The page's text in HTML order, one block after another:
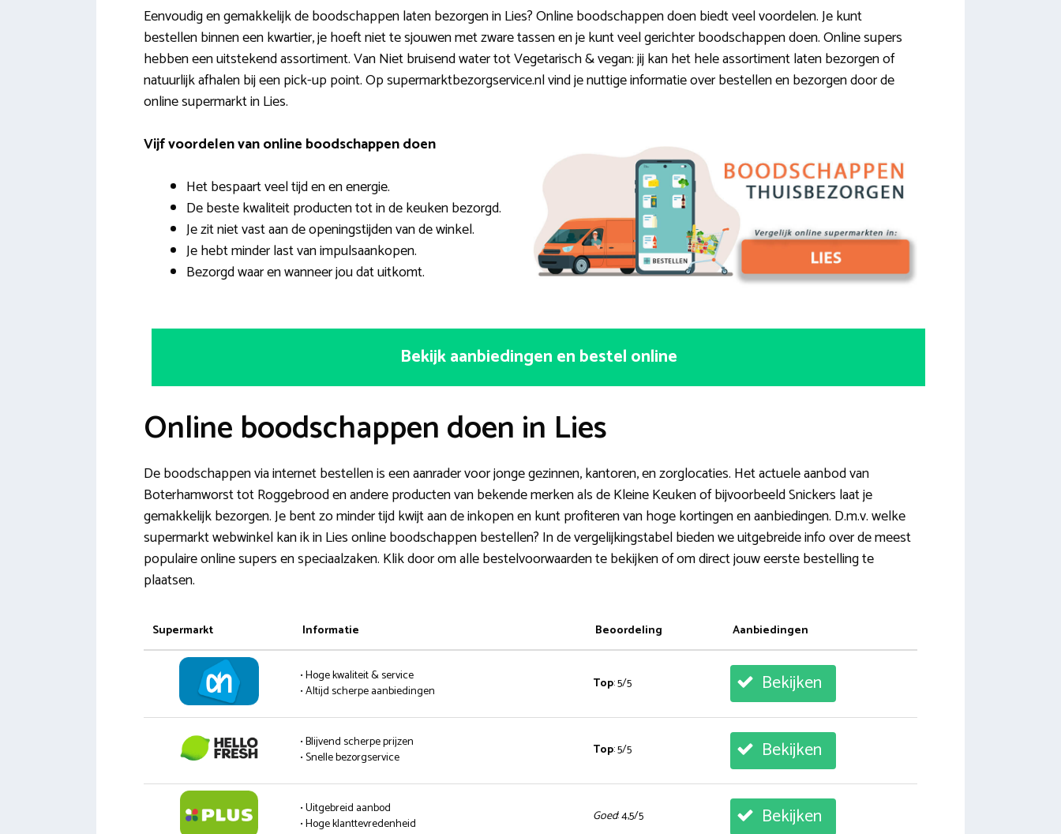
Eenvoudig en gemakkelijk de boodschappen laten bezorgen in Lies? Online boodschappen doen biedt veel voordelen. Je kunt
bestellen binnen een kwartier, je hoeft niet te sjouwen met zware tassen en je kunt veel gerichter boodschappen doen. Online supers
hebben een uitstekend assortiment. Van Niet bruisend water tot Vegetarisch & vegan: jij kan het hele assortiment laten bezorgen of
natuurlijk afhalen bij een pick-up point. Op supermarktbezorgservice.nl vind je nuttige informatie over bestellen en bezorgen door de
online supermarkt in Lies.
Vijf voordelen van online boodschappen doen
Het bespaart veel tijd en en energie.
De beste kwaliteit producten tot in de keuken bezorgd.
Je zit niet vast aan de openingstijden van de winkel.
Je hebt minder last van impulsaankopen.
Bezorgd waar en wanneer jou dat uitkomt.
Bekijk aanbiedingen en bestel online
Online boodschappen doen in Lies
De boodschappen via internet bestellen is een aanrader voor jonge gezinnen, kantoren, en zorglocaties. Het actuele aanbod van
Boterhamworst tot Roggebrood en andere producten van bekende merken als de Kleine Keuken of bijvoorbeeld Snickers laat je
gemakkelijk bezorgen. Je bent zo minder tijd kwijt aan de inkopen en kunt profiteren van hoge kortingen en aanbiedingen. D.m.v. welke
supermarkt webwinkel kan ik in Lies online boodschappen bestellen? In de vergelijkingstabel bieden we uitgebreide info over de meest
populaire online supers en speciaalzaken. Klik door om alle bestelvoorwaarden te bekijken of om direct jouw eerste bestelling te
plaatsen.
Supermarkt Informatie Beoordeling Aanbiedingen
• Hoge kwaliteit & service
• Altijd scherpe aanbiedingen
Top: 5/5 Bekijken
• Blijvend scherpe prijzen
• Snelle bezorgservice
Top: 5/5 Bekijken
• Uitgebreid aanbod
• Hoge klanttevredenheid
Goed: 4,5/5 Bekijken